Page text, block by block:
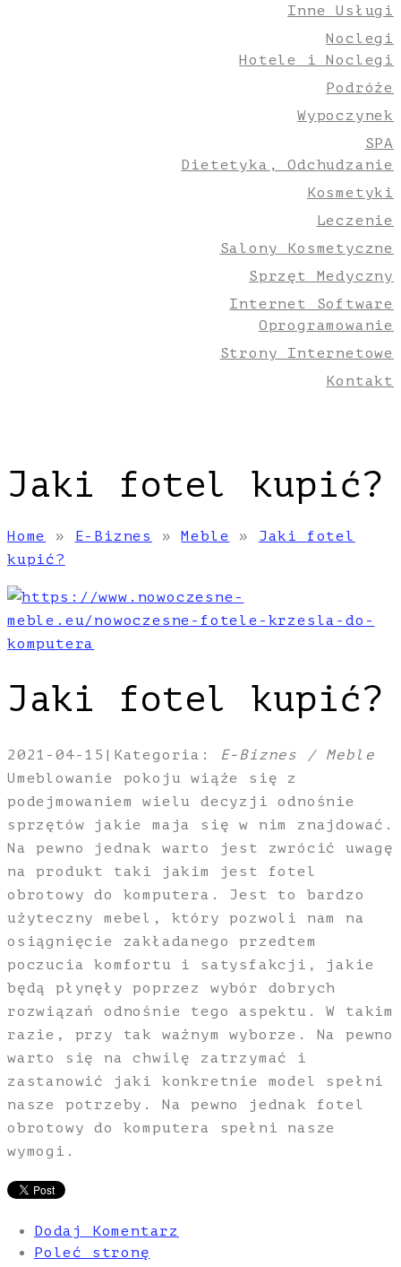
Inne Usługi
Noclegi
Hotele i Noclegi
Podróże
Wypoczynek
SPA
Dietetyka, Odchudzanie
Kosmetyki
Leczenie
Salony Kosmetyczne
Sprzęt Medyczny
Internet Software
Oprogramowanie
Strony Internetowe
Kontakt
Jaki fotel kupić?
Home » E-Biznes »Meble » Jaki fotel
kupić?
Jaki fotel kupić?
2021-04-15 | Kategoria:
E-Biznes / Meble
Umeblowanie pokoju wiąże się z
podejmowaniem wielu decyzji odnośnie
sprzętów jakie maja się w nim znajdować.
Na pewno jednak warto jest zwrócić uwagę
na produkt taki jakim jest fotel
obrotowy do komputera. Jest to bardzo
użyteczny mebel, który pozwoli nam na
osiągnięcie zakładanego przedtem
poczucia komfortu i satysfakcji, jakie
będą płynęły poprzez wybór dobrych
rozwiązań odnośnie tego aspektu. W takim
razie, przy tak ważnym wyborze. Na pewno
warto się na chwilę zatrzymać i
zastanowić jaki konkretnie model spełni
nasze potrzeby. Na pewno jednak fotel
obrotowy do komputera spełni nasze
wymogi.
Dodaj Komentarz
Poleć stronę